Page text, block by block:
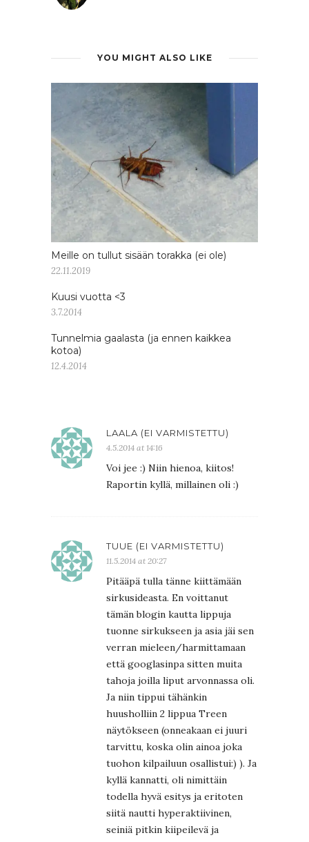
YOU MIGHT ALSO LIKE
Meille on tullut sisään torakka (ei ole)
22.11.2019
Kuusi vuotta <3
3.7.2014
Tunnelmia gaalasta (ja ennen kaikkea
kotoa)
12.4.2014
LAALA (EI VARMISTETTU)
4.5.2014 at 14:16
Voi jee :) Niin hienoa, kiitos!
Raportin kyllä, millainen oli :)
TUUE (EI VARMISTETTU)
11.5.2014 at 20:27
Pitääpä tulla tänne kiittämään
sirkusideasta. En voittanut
tämän blogin kautta lippuja
tuonne sirkukseen ja asia jäi sen
verran mieleen/harmittamaan
että googlasinpa sitten muita
tahoja joilla liput arvonnassa oli.
Ja niin tippui tähänkin
huusholliin 2 lippua Treen
näytökseen (onneakaan ei juuri
tarvittu, koska olin ainoa joka
tuohon kilpailuun osallistui:) ). Ja
kyllä kannatti, oli nimittäin
todella hyvä esitys ja eritoten
siitä nautti hyperaktiivinen,
seiniä pitkin kiipeilevä ja